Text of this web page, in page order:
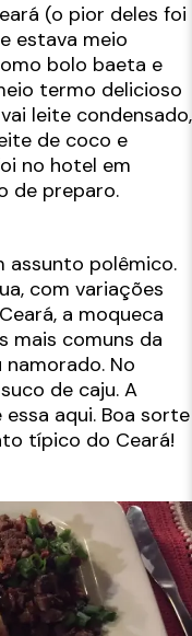
(o pior deles foi
estava meio
bolo baeta e
termo delicioso
leite condensado,
de coco e
no hotel em
de preparo.
assunto polêmico.
com variações
a moqueca
mais comuns da
No
de caju. A
aqui. Boa sorte
típico do Ceará!